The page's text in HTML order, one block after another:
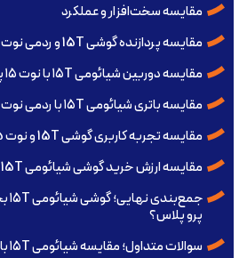
مقایسه سخت‌افزار و عملکرد
مقایسه پردازنده گوشی 15T و ردمی نوت 15 پرو پلاس
مقایسه دوربین شیائومی ۱۵T با نوت ۱۵ پرو پلاس
مقایسه باتری شیائومی ۱۵T با ردمی نوت ۱۵ پرو پلاس
مقایسه تجربه کاربری گوشی 15T و نوت 15 پرو پلاس
مقایسه ارزش خرید گوشی شیائومی 15T و نوت 15 پرو پلاس
پرو پلاس؟
سوالات متداول؛ مقایسه شیائومی ۱۵T با نوت ۱۵ پرو پلاس